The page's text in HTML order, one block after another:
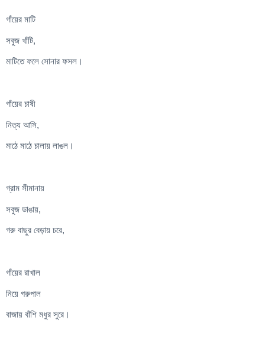
গাঁয়ের মাটি
সবুজ খাঁটি,
মাটিতে ফলে সোনার ফসল।
গাঁয়ের চাষী
নিত্য আসি,
মাঠে মাঠে চালায় লাঙল।
গ্রাম সীমানায়
সবুজ ডাঙায়,
গরু বাছুর বেড়ায় চরে,
গাঁয়ের রাখাল
নিয়ে গরুপাল
বাজায় বাঁশি মধুর সুরে।